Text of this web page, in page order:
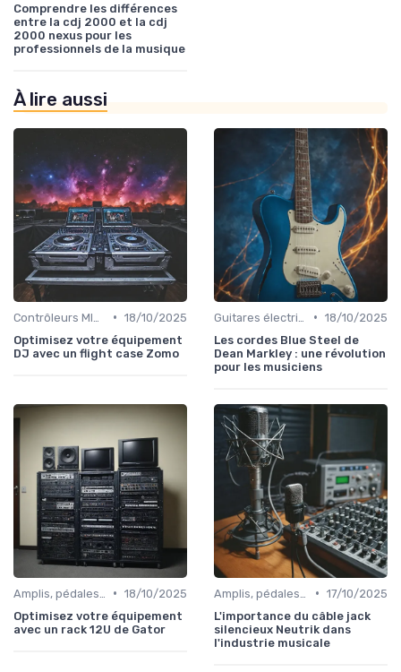
Comprendre les différences
entre la cdj 2000 et la cdj
2000 nexus pour les
professionnels de la musique
À lire aussi
• 18/10/2025
Optimisez votre équipement
DJ avec un flight case Zomo
• 18/10/2025
Les cordes Blue Steel de
Dean Markley : une révolution
pour les musiciens
• 18/10/2025
Optimisez votre équipement
avec un rack 12U de Gator
• 17/10/2025
L'importance du câble jack
silencieux Neutrik dans
l'industrie musicale